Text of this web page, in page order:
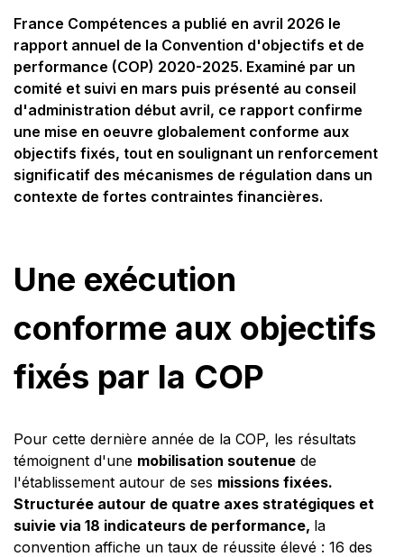
France Compétences a publié en avril 2026 le
rapport annuel de la Convention d'objectifs et de
performance (COP) 2020-2025. Examiné par un
comité et suivi en mars puis présenté au conseil
d'administration début avril, ce rapport confirme
une mise en oeuvre globalement conforme aux
objectifs fixés, tout en soulignant un renforcement
significatif des mécanismes de régulation dans un
contexte de fortes contraintes financières.
Une exécution
conforme aux objectifs
fixés par la COP
Pour cette dernière année de la COP, les résultats
témoignent d'une mobilisation soutenue de
l'établissement autour de ses missions fixées.
Structurée autour de quatre axes stratégiques et
suivie via 18 indicateurs de performance, la
convention affiche un taux de réussite élevé : 16 des